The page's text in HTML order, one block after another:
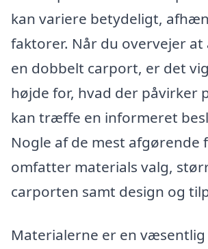
kan variere betydeligt,
faktorer. Når du overvejer at
en dobbelt carport, er det
højde for, hvad der påvirker
kan træffe en informeret
Nogle af de mest afgørende
omfatter materials valg,
carporten samt design og
Materialerne er en væsentlig